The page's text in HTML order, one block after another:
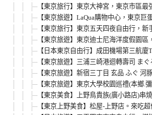
【東京旅行】東京大神宮，東京市區
【東京旅遊】LaQua購物中心，東京
【東京旅行】東京五天四夜自由行，
【東京旅遊】東京迪士尼海洋度假園
【日本東京自由行】成田機場第三航
【東京旅遊】三浦三崎港迴轉壽司 ま
【東京旅遊】新宿三丁目 玄品 ふぐ
【東京旅遊】東京大學校園巡禮(本鄉
【東京美食】上野鳥貴族(廣小路店)
【東京上野美食】松屋-上野店。來吃